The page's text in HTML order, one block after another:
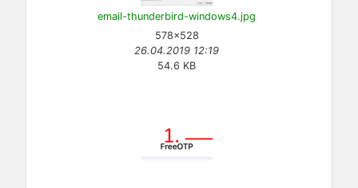
email-thunderbird-windows4.jpg
578×528
26.04.2019 12:19
54.6 KB